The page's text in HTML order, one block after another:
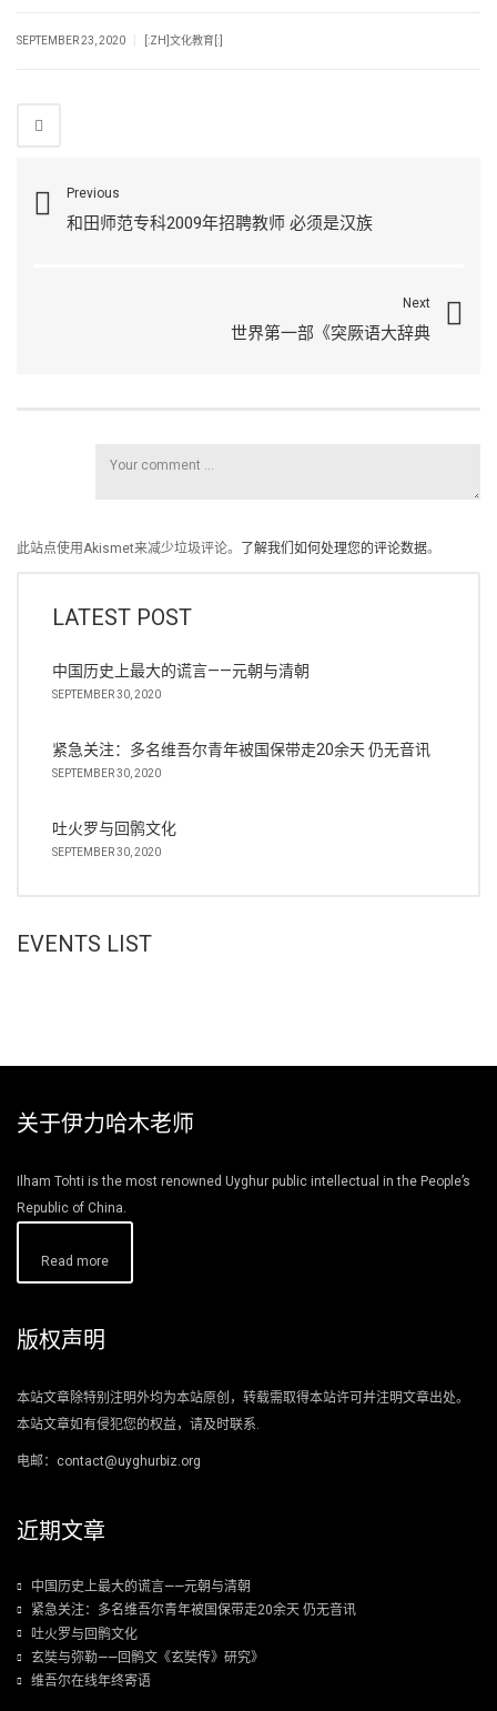
SEPTEMBER 23, 2020 [:ZH]文化教育[:]
Previous
和田师范专科2009年招聘教师 必须是汉族
Next
世界第一部《突厥语大辞典
此站点使用Akismet来减少垃圾评论。 了解我们如何处理您的评论数据。
LATEST POST
中国历史上最大的谎言——元朝与清朝
SEPTEMBER 30, 2020
紧急关注：多名维吾尔青年被国保带走20余天 仍无音讯
SEPTEMBER 30, 2020
吐火罗与回鹘文化
SEPTEMBER 30, 2020
EVENTS LIST
关于伊力哈木老师
Ilham Tohti is the most renowned Uyghur public intellectual in the People’s
Republic of China.
Read more
版权声明
本站文章除特别注明外均为本站原创，转载需取得本站许可并注明文章出处。
本站文章如有侵犯您的权益，请及时联系.
电邮：contact@uyghurbiz.org
近期文章
中国历史上最大的谎言——元朝与清朝
紧急关注：多名维吾尔青年被国保带走20余天 仍无音讯
吐火罗与回鹘文化
玄奘与弥勒——回鹘文《玄奘传》研究》
维吾尔在线年终寄语